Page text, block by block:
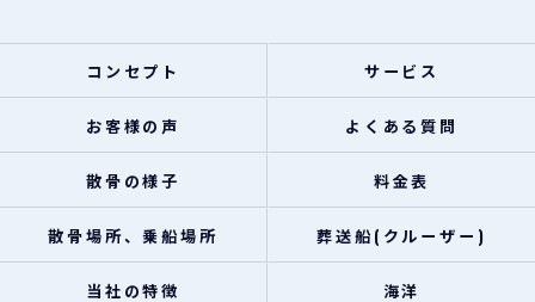
コンセプト サービス
お客様の声 よくある質問
散骨の様子 料金表
散骨場所、乗船場所 葬送船(クルーザー)
当社の特徴 海洋